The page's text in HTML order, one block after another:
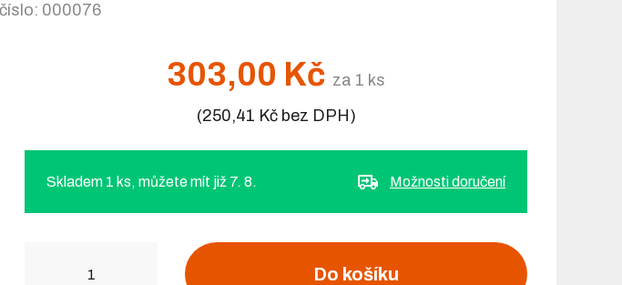
000076
303,00 Kč za 1 ks
(250,41 Kč bez DPH)
Skladem 1 ks, můžete mít již 7. 8. Možnosti doručení
Do košíku